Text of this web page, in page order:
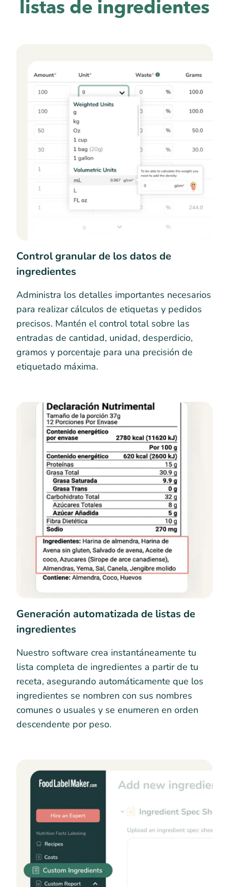
listas de ingredientes
Control granular de los datos de
ingredientes
Administra los detalles importantes necesarios
para realizar cálculos de etiquetas y pedidos
precisos. Mantén el control total sobre las
entradas de cantidad, unidad, desperdicio,
gramos y porcentaje para una precisión de
etiquetado máxima.
Generación automatizada de listas de
ingredientes
Nuestro software crea instantáneamente tu
lista completa de ingredientes a partir de tu
receta, asegurando automáticamente que los
ingredientes se nombren con sus nombres
comunes o usuales y se enumeren en orden
descendente por peso.